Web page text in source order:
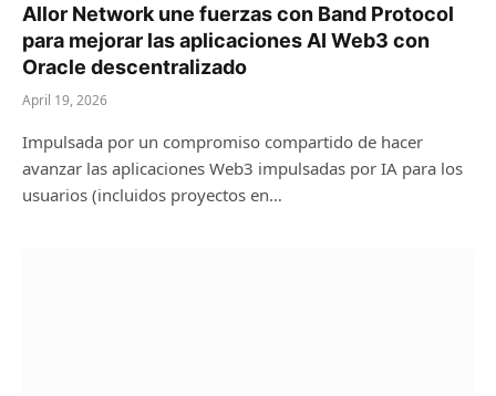
Allor Network une fuerzas con Band Protocol
para mejorar las aplicaciones AI Web3 con
Oracle descentralizado
April 19, 2026
Impulsada por un compromiso compartido de hacer
avanzar las aplicaciones Web3 impulsadas por IA para los
usuarios (incluidos proyectos en…